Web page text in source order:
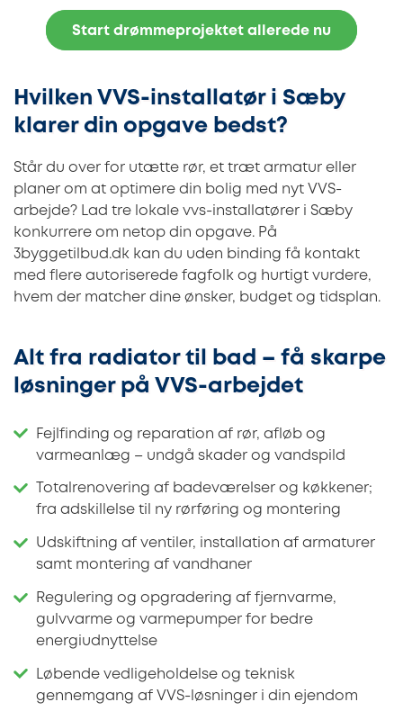
Start drømmeprojektet allerede nu
Hvilken VVS-installatør i Sæby
klarer din opgave bedst?
Står du over for utætte rør, et træt armatur eller
planer om at optimere din bolig med nyt VVS-
arbejde? Lad tre lokale vvs-installatører i Sæby
konkurrere om netop din opgave. På
3byggetilbud.dk kan du uden binding få kontakt
med flere autoriserede fagfolk og hurtigt vurdere,
hvem der matcher dine ønsker, budget og tidsplan.
Alt fra radiator til bad – få skarpe
løsninger på VVS-arbejdet
Fejlfinding og reparation af rør, afløb og
varmeanlæg – undgå skader og vandspild
Totalrenovering af badeværelser og køkkener;
fra adskillelse til ny rørføring og montering
Udskiftning af ventiler, installation af armaturer
samt montering af vandhaner
Regulering og opgradering af fjernvarme,
gulvvarme og varmepumper for bedre
energiudnyttelse
Løbende vedligeholdelse og teknisk
gennemgang af VVS-løsninger i din ejendom